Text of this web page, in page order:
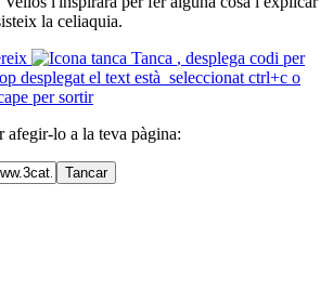
la celiaquia.
Tanca , desplega codi per
desplegat el text està seleccionat ctrl+c o
per sortir
afegir-lo a la teva pàgina:
Tancar